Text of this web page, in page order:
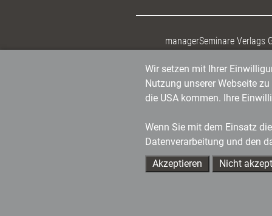
managerSeminare Verlags
Wir setzen mit Ihrer
Nutzung unserer Webseite
die USA kommen. Ihre
Wenn Sie mit dem Einsatz
Datenverarbeitung und den
Akzeptieren
Nicht